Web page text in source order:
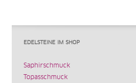
EDELSTEINE IM SHOP
Saphirschmuck
Topasschmuck